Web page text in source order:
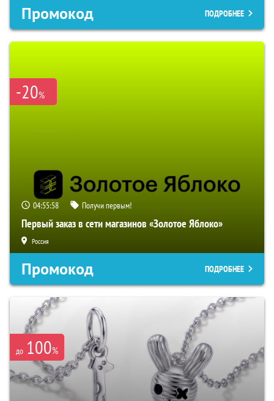
Промокод ПОДРОБНЕЕ
-20%
04:55:57 Получи первым!
Первый заказ в сети магазинов «Золотое Яблоко»
Россия
Промокод ПОДРОБНЕЕ
до 100%